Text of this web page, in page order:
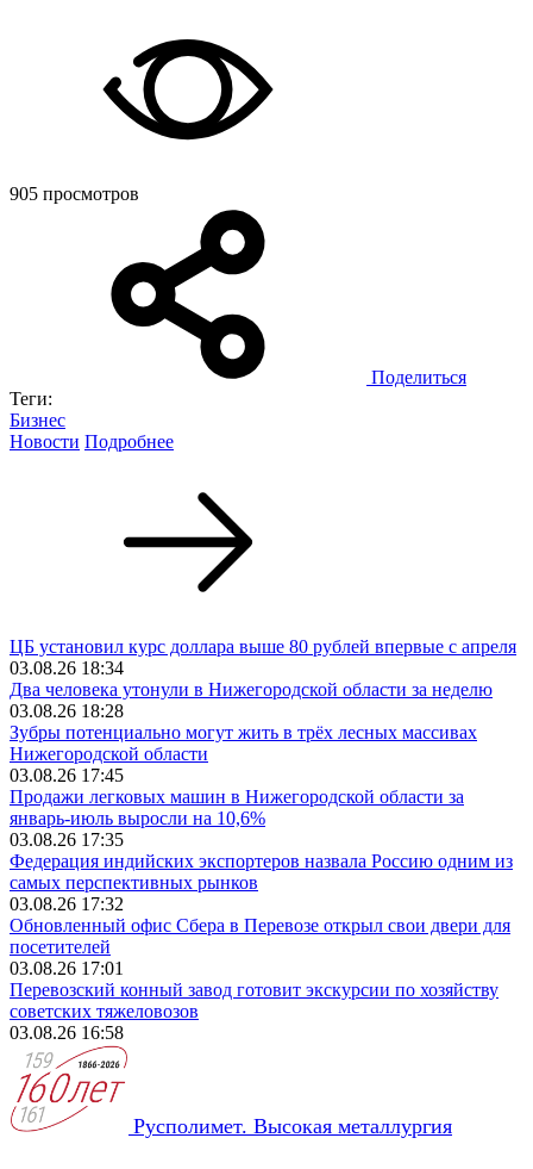
905 просмотров
Поделиться
Теги:
Бизнес
Новости Подробнее
ЦБ установил курс доллара выше 80 рублей впервые с апреля
03.08.26 18:34
Два человека утонули в Нижегородской области за неделю
03.08.26 18:28
Зубры потенциально могут жить в трёх лесных массивах
Нижегородской области
03.08.26 17:45
Продажи легковых машин в Нижегородской области за
январь-июль выросли на 10,6%
03.08.26 17:35
Федерация индийских экспортеров назвала Россию одним из
самых перспективных рынков
03.08.26 17:32
Обновленный офис Сбера в Перевозе открыл свои двери для
посетителей
03.08.26 17:01
Перевозский конный завод готовит экскурсии по хозяйству
советских тяжеловозов
03.08.26 16:58
Русполимет. Высокая металлургия